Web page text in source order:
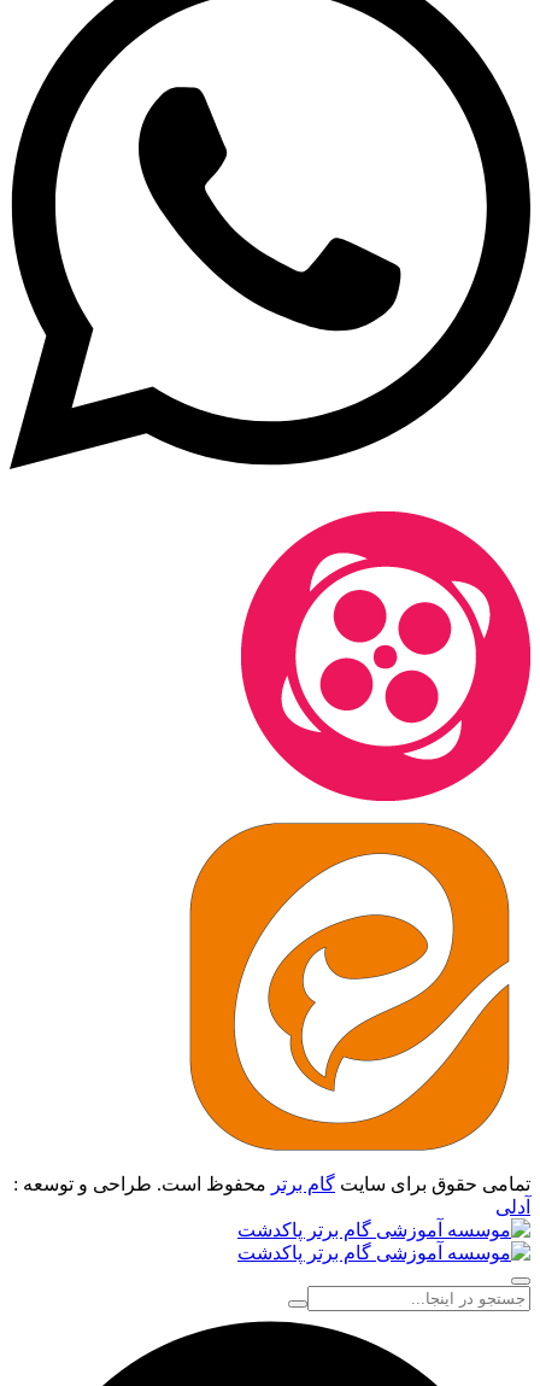
تمامی حقوق برای سایت گام برتر محفوظ است. طراحی و توسعه :
آدلی